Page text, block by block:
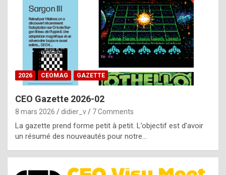
a
y
b
e
b
y
g
e
n
u
i
2026 CEOMAG GAZETTE
CEO Gazette 2026-02
8 mars 2026 didier_v 7 Comments
La gazette prend forme petit à petit. L’objectif est d’avoir
un résumé des nouveautés pour notre…